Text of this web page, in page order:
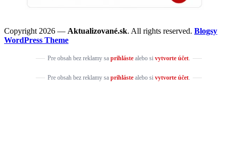
Copyright 2026 — Aktualizované.sk. All rights reserved. Blogsy
WordPress Theme
Pre obsah bez reklamy sa prihlástealebo si vytvorte účet.